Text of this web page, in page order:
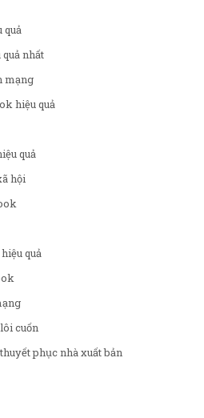
quả
nhất
mạng
hiệu quả
quả
hội
quả
cuốn
phục nhà xuất bản